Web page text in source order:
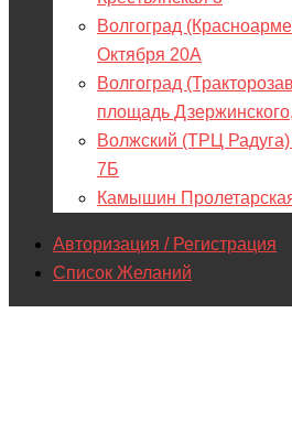
Волгоград
Октября 20А
Волгоград
площадь
Волжский (ТРЦ
7Б
Камышин
Авторизация / Регистрация
Список Желаний